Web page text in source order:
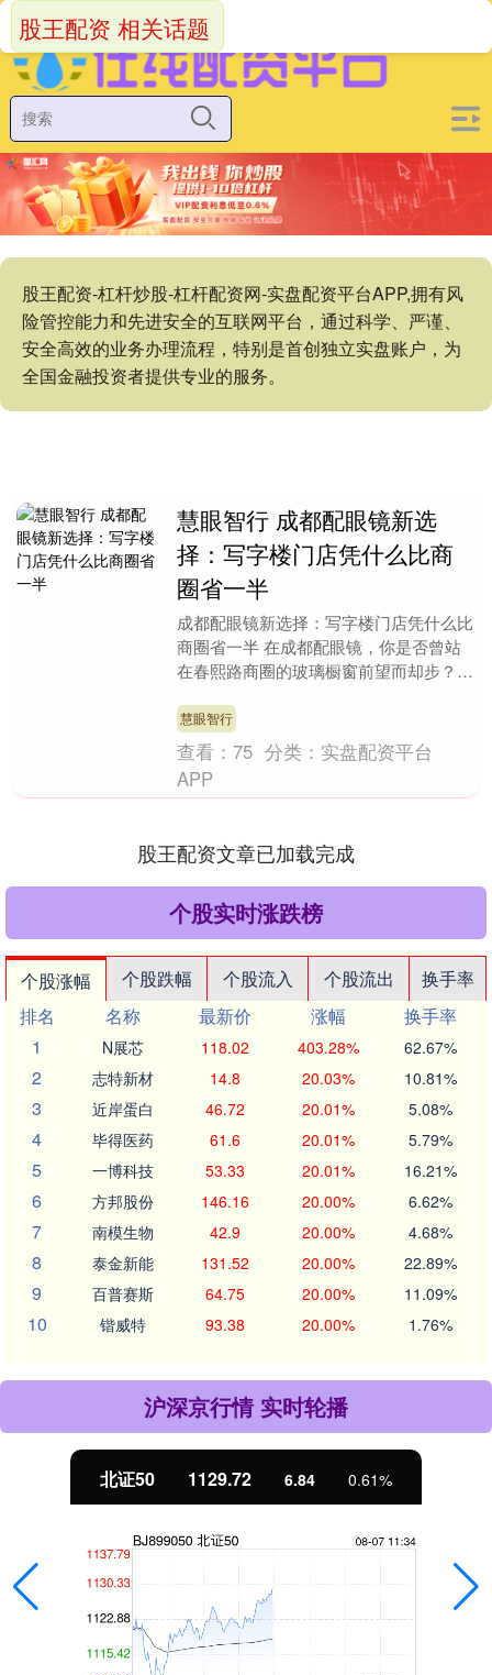
股王配资-杠杆炒股-杠杆配资网-实盘配资平台APP,拥有风
险管控能力和先进安全的互联网平台，通过科学、严谨、
安全高效的业务办理流程，特别是首创独立实盘账户，为
全国金融投资者提供专业的服务。
股王配资 相关话题
慧眼智行 成都配眼镜新选
择：写字楼门店凭什么比商
圈省一半
成都配眼镜新选择：写字楼门店凭什么比
商圈省一半 在成都配眼镜，你是否曾站
在春熙路商圈的玻璃橱窗前望而却步？当
交相辉映，一群懂....
慧眼智行
查看：75 分类： 实盘配资平台
APP
股王配资文章已加载完成
个股实时涨跌榜
个股涨幅 个股跌幅 个股流入 个股流出
换手率
排名
名称 最新价 涨幅
换手率
1
N展芯 118.02 403.28% 62.67%
2 志特新材 14.8 20.03% 10.81%
3 近岸蛋白 46.72 20.01% 5.08%
4 毕得医药 61.6 20.01% 5.79%
5 一博科技 53.33 20.01% 16.21%
6 方邦股份 146.16 20.00% 6.62%
7 南模生物 42.9 20.00% 4.68%
8 泰金新能 131.52 20.00% 22.89%
9 百普赛斯 64.75 20.00% 11.09%
10 锴威特 93.38 20.00% 1.76%
沪深京行情 实时轮播
北证50 1129.72 6.84 0.61%